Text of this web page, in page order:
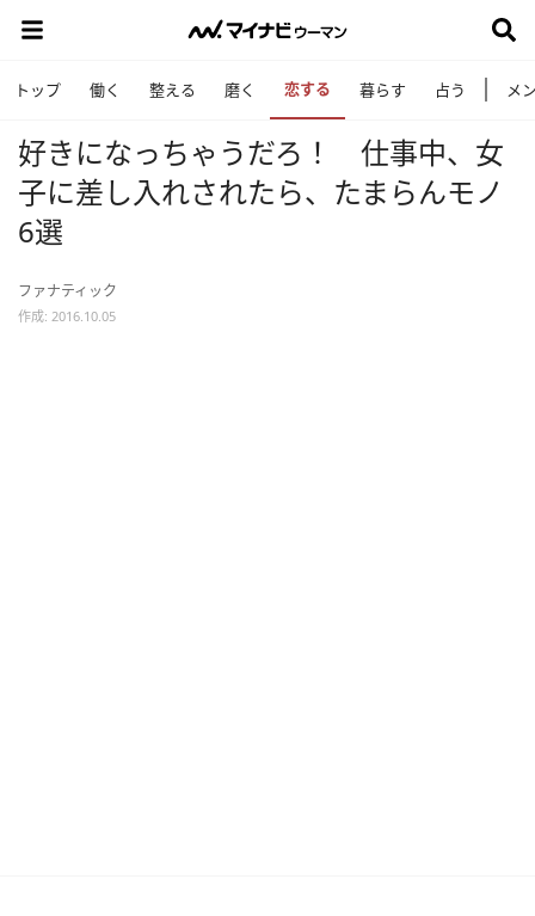
トップ 働く 整える 磨く 恋する 暮らす 占う メ
好きになっちゃうだろ！ 仕事中、女
子に差し入れされたら、たまらんモノ
6選
ファナティック
作成: 2016.10.05